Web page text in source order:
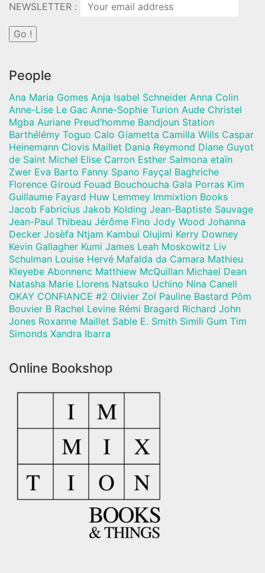
NEWSLETTER :
People
Ana Maria Gomes Anja Isabel Schneider Anna Colin
Anne-Lise Le Gac Anne-Sophie Turion Aude Christel
Mgba Auriane Preud’homme Bandjoun Station
Barthélémy Toguo Calo Giametta Camilla Wills Caspar
Heinemann Clovis Maillet Dania Reymond Diane Guyot
de Saint Michel Elise Carron Esther Salmona etaïn
Zwer Eva Barto Fanny Spano Fayçal Baghriche
Florence Giroud Fouad Bouchoucha Gala Porras Kim
Guillaume Fayard Huw Lemmey Immixtion Books
Jacob Fabricius Jakob Kolding Jean-Baptiste Sauvage
Jean-Paul Thibeau Jérôme Fino Jody Wood Johanna
Decker Josèfa Ntjam Kambui Olujimi Kerry Downey
Kevin Gallagher Kumi James Leah Moskowitz Liv
Schulman Louise Hervé Mafalda da Camara Mathieu
Kleyebe Abonnenc Matthiew McQuillan Michael Dean
Natasha Marie Llorens Natsuko Uchino Nina Canell
OKAY CONFIANCE #2 Olivier Zol Pauline Bastard Pôm
Bouvier B Rachel Levine Rémi Bragard Richard John
Jones Roxanne Maillet Sable E. Smith Simili Gum Tim
Simonds Xandra Ibarra
Online Bookshop